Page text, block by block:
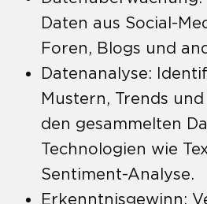
Daten aus Social-
Foren, Blogs und
Datenanalyse:
Mustern, Trends
den gesammelten
Technologien wie
Sentiment-Analyse.
Erkenntnisgewinn: